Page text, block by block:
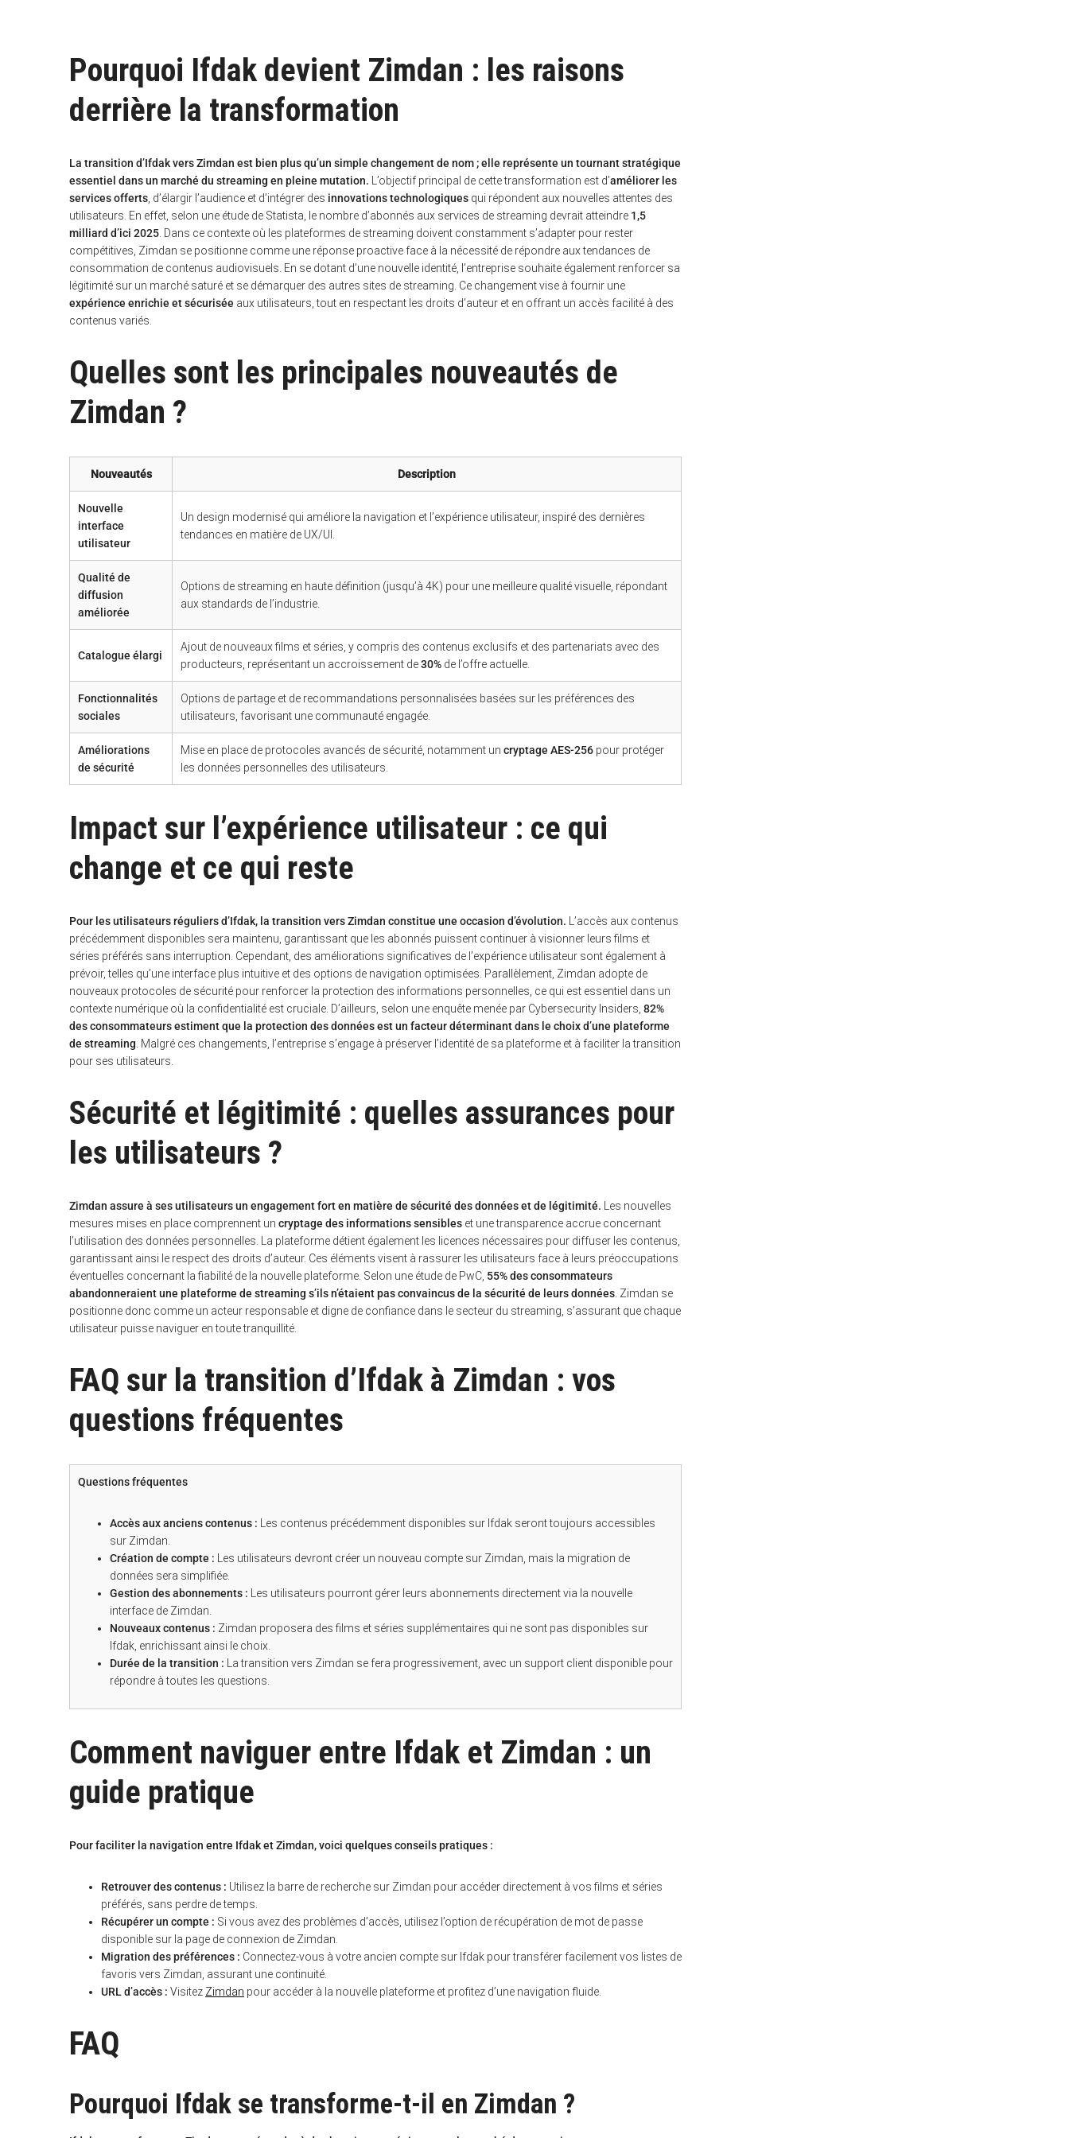
Pourquoi Ifdak devient Zimdan : les raisons
derrière la transformation
La transition d’Ifdak vers Zimdan est bien plus qu’un simple changement de nom ; elle représente un tournant stratégique
essentiel dans un marché du streaming en pleine mutation. L’objectif principal de cette transformation est d’améliorer les
services offerts , d’élargir l’audience et d’intégrer des innovations technologiques qui répondent aux nouvelles attentes des
utilisateurs. En effet, selon une étude de Statista, le nombre d’abonnés aux services de streaming devrait atteindre 1,5
milliard d’ici 2025 . Dans ce contexte où les plateformes de streaming doivent constamment s’adapter pour rester
compétitives, Zimdan se positionne comme une réponse proactive face à la nécessité de répondre aux tendances de
consommation de contenus audiovisuels. En se dotant d’une nouvelle identité, l’entreprise souhaite également renforcer sa
légitimité sur un marché saturé et se démarquer des autres sites de streaming. Ce changement vise à fournir une
expérience enrichie et sécurisée aux utilisateurs, tout en respectant les droits d’auteur et en offrant un accès facilité à des
contenus variés.
Quelles sont les principales nouveautés de
Zimdan ?
Nouveautés Description
Nouvelle
interface
utilisateur
Un design modernisé qui améliore la navigation et l’expérience utilisateur, inspiré des dernières
tendances en matière de UX/UI.
Qualité de
diffusion
améliorée
Options de streaming en haute définition (jusqu’à 4K) pour une meilleure qualité visuelle, répondant
aux standards de l’industrie.
Catalogue élargi
Ajout de nouveaux films et séries, y compris des contenus exclusifs et des partenariats avec des
producteurs, représentant un accroissement de30% de l’offre actuelle.
Fonctionnalités
sociales
Options de partage et de recommandations personnalisées basées sur les préférences des
utilisateurs, favorisant une communauté engagée.
Améliorations
de sécurité
Mise en place de protocoles avancés de sécurité, notamment un cryptage AES-256 pour protéger
les données personnelles des utilisateurs.
Impact sur l’expérience utilisateur : ce qui
change et ce qui reste
Pour les utilisateurs réguliers d’Ifdak, la transition vers Zimdan constitue une occasion d’évolution. L’accès aux contenus
précédemment disponibles sera maintenu, garantissant que les abonnés puissent continuer à visionner leurs films et
séries préférés sans interruption. Cependant, des améliorations significatives de l’expérience utilisateur sont également à
prévoir, telles qu’une interface plus intuitive et des options de navigation optimisées. Parallèlement, Zimdan adopte de
nouveaux protocoles de sécurité pour renforcer la protection des informations personnelles, ce qui est essentiel dans un
contexte numérique où la confidentialité est cruciale. D’ailleurs, selon une enquête menée par Cybersecurity Insiders, 82%
des consommateurs estiment que la protection des données est un facteur déterminant dans le choix d’une plateforme
de streaming . Malgré ces changements, l’entreprise s’engage à préserver l’identité de sa plateforme et à faciliter la transition
pour ses utilisateurs.
Sécurité et légitimité : quelles assurances pour
les utilisateurs ?
Zimdan assure à ses utilisateurs un engagement fort en matière de sécurité des données et de légitimité. Les nouvelles
mesures mises en place comprennent un cryptage des informations sensibles et une transparence accrue concernant
l’utilisation des données personnelles. La plateforme détient également les licences nécessaires pour diffuser les contenus,
garantissant ainsi le respect des droits d’auteur. Ces éléments visent à rassurer les utilisateurs face à leurs préoccupations
éventuelles concernant la fiabilité de la nouvelle plateforme. Selon une étude de PwC, 55% des consommateurs
abandonneraient une plateforme de streaming s’ils n’étaient pas convaincus de la sécurité de leurs données . Zimdan se
positionne donc comme un acteur responsable et digne de confiance dans le secteur du streaming, s’assurant que chaque
utilisateur puisse naviguer en toute tranquillité.
FAQ sur la transition d’Ifdak à Zimdan : vos
questions fréquentes
Questions fréquentes
Accès aux anciens contenus : Les contenus précédemment disponibles sur Ifdak seront toujours accessibles
sur Zimdan.
Création de compte : Les utilisateurs devront créer un nouveau compte sur Zimdan, mais la migration de
données sera simplifiée.
Gestion des abonnements : Les utilisateurs pourront gérer leurs abonnements directement via la nouvelle
interface de Zimdan.
Nouveaux contenus : Zimdan proposera des films et séries supplémentaires qui ne sont pas disponibles sur
Ifdak, enrichissant ainsi le choix.
Durée de la transition : La transition vers Zimdan se fera progressivement, avec un support client disponible pour
répondre à toutes les questions.
Comment naviguer entre Ifdak et Zimdan : un
guide pratique
Pour faciliter la navigation entre Ifdak et Zimdan, voici quelques conseils pratiques :
Retrouver des contenus : Utilisez la barre de recherche sur Zimdan pour accéder directement à vos films et séries
préférés, sans perdre de temps.
Récupérer un compte : Si vous avez des problèmes d’accès, utilisez l’option de récupération de mot de passe
disponible sur la page de connexion de Zimdan.
Migration des préférences : Connectez-vous à votre ancien compte sur Ifdak pour transférer facilement vos listes de
favoris vers Zimdan, assurant une continuité.
URL d’accès : Visitez Zimdan pour accéder à la nouvelle plateforme et profitez d’une navigation fluide.
FAQ
Pourquoi Ifdak se transforme-t-il en Zimdan ?